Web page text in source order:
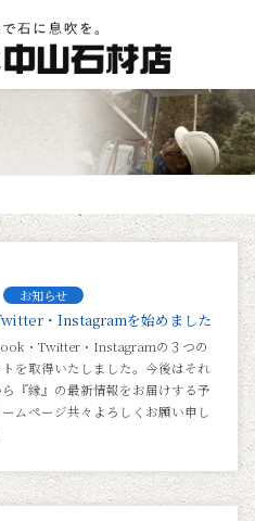
お知らせ
・Instagramを始めました
・Twitter・Instagramの３つの
を取得いたしました。今後はそれ
『縁』の最新情報をお届けする予
ムページ共々よろしくお願い申し